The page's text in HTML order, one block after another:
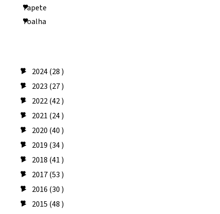
Tapete
Toalha
► 2024(28 )
► 2023 (27 )
► 2022(42 )
► 2021 (24 )
► 2020 (40 )
► 2019 (34 )
► 2018 (41 )
► 2017(53 )
► 2016 (30 )
► 2015 (48 )